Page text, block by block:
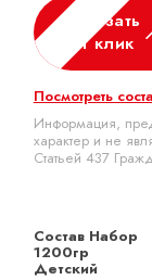
Заказать
в 1 клик
Посмотреть
Информация,
характер и не
Статьей 437
Состав Набор
1200гр
Детский